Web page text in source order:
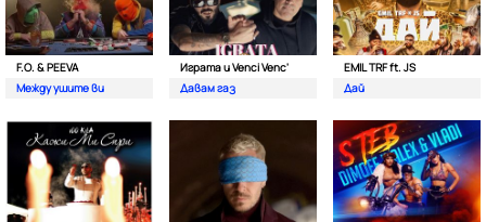
F.O. & PEEVA
Между ушите ви
Играта и Venci Venc'
Давам газ
EMIL TRF ft. JS
Дай